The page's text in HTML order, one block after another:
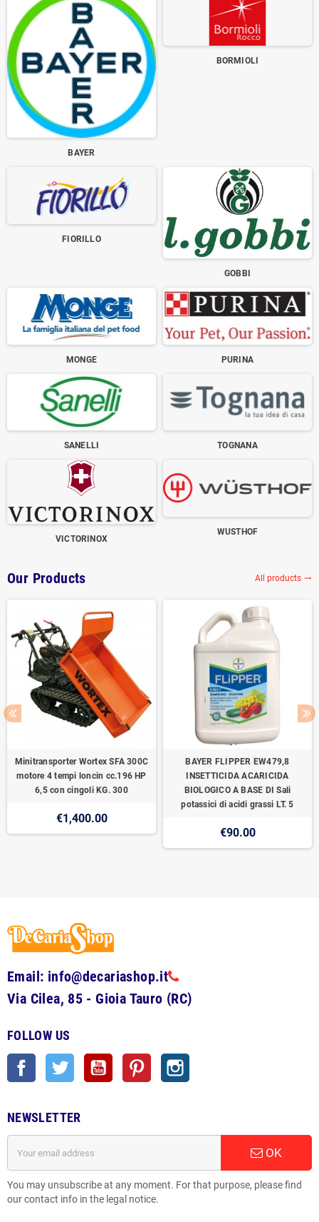
BAYER
BORMIOLI
FIORILLO
GOBBI
MONGE PURINA
SANELLI TOGNANA
VICTORINOX
WUSTHOF
Our Products All products trending_flat
Minitransporter Wortex SFA 300C
motore 4 tempi loncin cc.196 HP
6,5 con cingoli KG. 300
€1,400.00
BAYER FLIPPER EW479,8
INSETTICIDA ACARICIDA
BIOLOGICO A BASE DI Sali
potassici di acidi grassi LT. 5
€90.00
Email: info@decariashop.it
Via Cilea, 85 - Gioia Tauro (RC)
FOLLOW US
Facebook Twitter YouTube Pinterest
NEWSLETTER
OK
You may unsubscribe at any moment. For that purpose, please find
our contact info in the legal notice.